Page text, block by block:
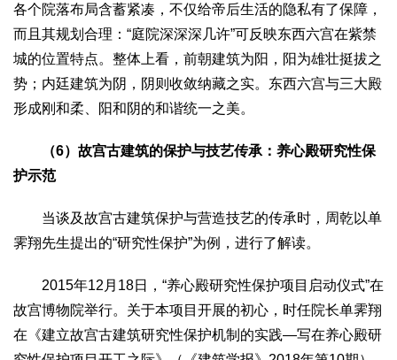
各个院落布局含蓄紧凑，不仅给帝后生活的隐私有了保障，
而且其规划合理：“庭院深深深几许”可反映东西六宫在紫禁
城的位置特点。整体上看，前朝建筑为阳，阳为雄壮挺拔之
势；内廷建筑为阴，阴则收敛纳藏之实。东西六宫与三大殿
形成刚和柔、阳和阴的和谐统一之美。
（6）故宫古建筑的保护与技艺传承：养心殿研究性保
护示范
当谈及故宫古建筑保护与营造技艺的传承时，周乾以单
霁翔先生提出的“研究性保护”为例，进行了解读。
2015年12月18日，“养心殿研究性保护项目启动仪式”在
故宫博物院举行。关于本项目开展的初心，时任院长单霁翔
在《建立故宫古建筑研究性保护机制的实践—写在养心殿研